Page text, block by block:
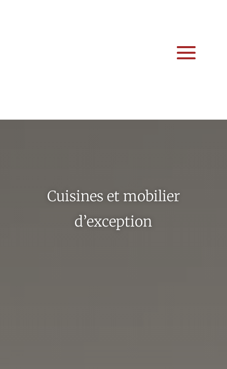
Cuisines et mobilier
d’exception